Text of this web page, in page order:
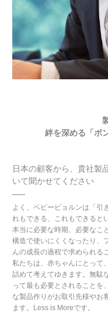
絆を深める「ボ
日本の顧客から、貴社製
いて聞かせてください
よく、ベビービョルンは「引
れもできる、これもできると
本当に必要な時期、必要なこ
構造で使いにくくなったり、
んの成長の過程で求められる
私たちは、赤ちゃんにとって
詰めて考えてゆきます。無駄
って最も必要とされることを
な製品作りがお取引先様やお
ます。Less is Moreです。